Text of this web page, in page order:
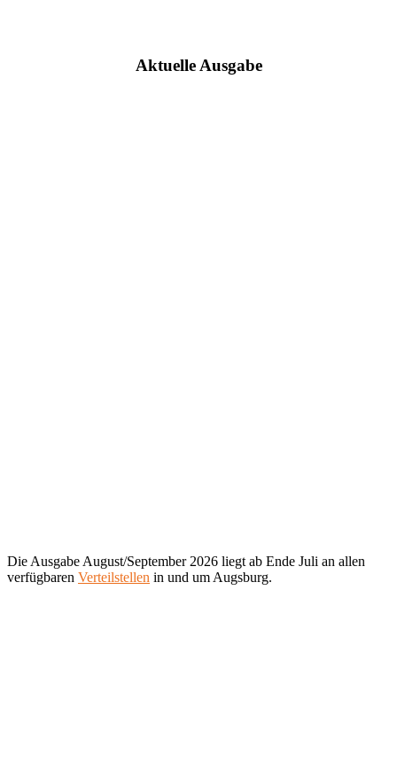
Aktuelle Ausgabe
Die Ausgabe August/September 2026 liegt ab Ende Juli an allen
verfügbaren Verteilstellen in und um Augsburg.